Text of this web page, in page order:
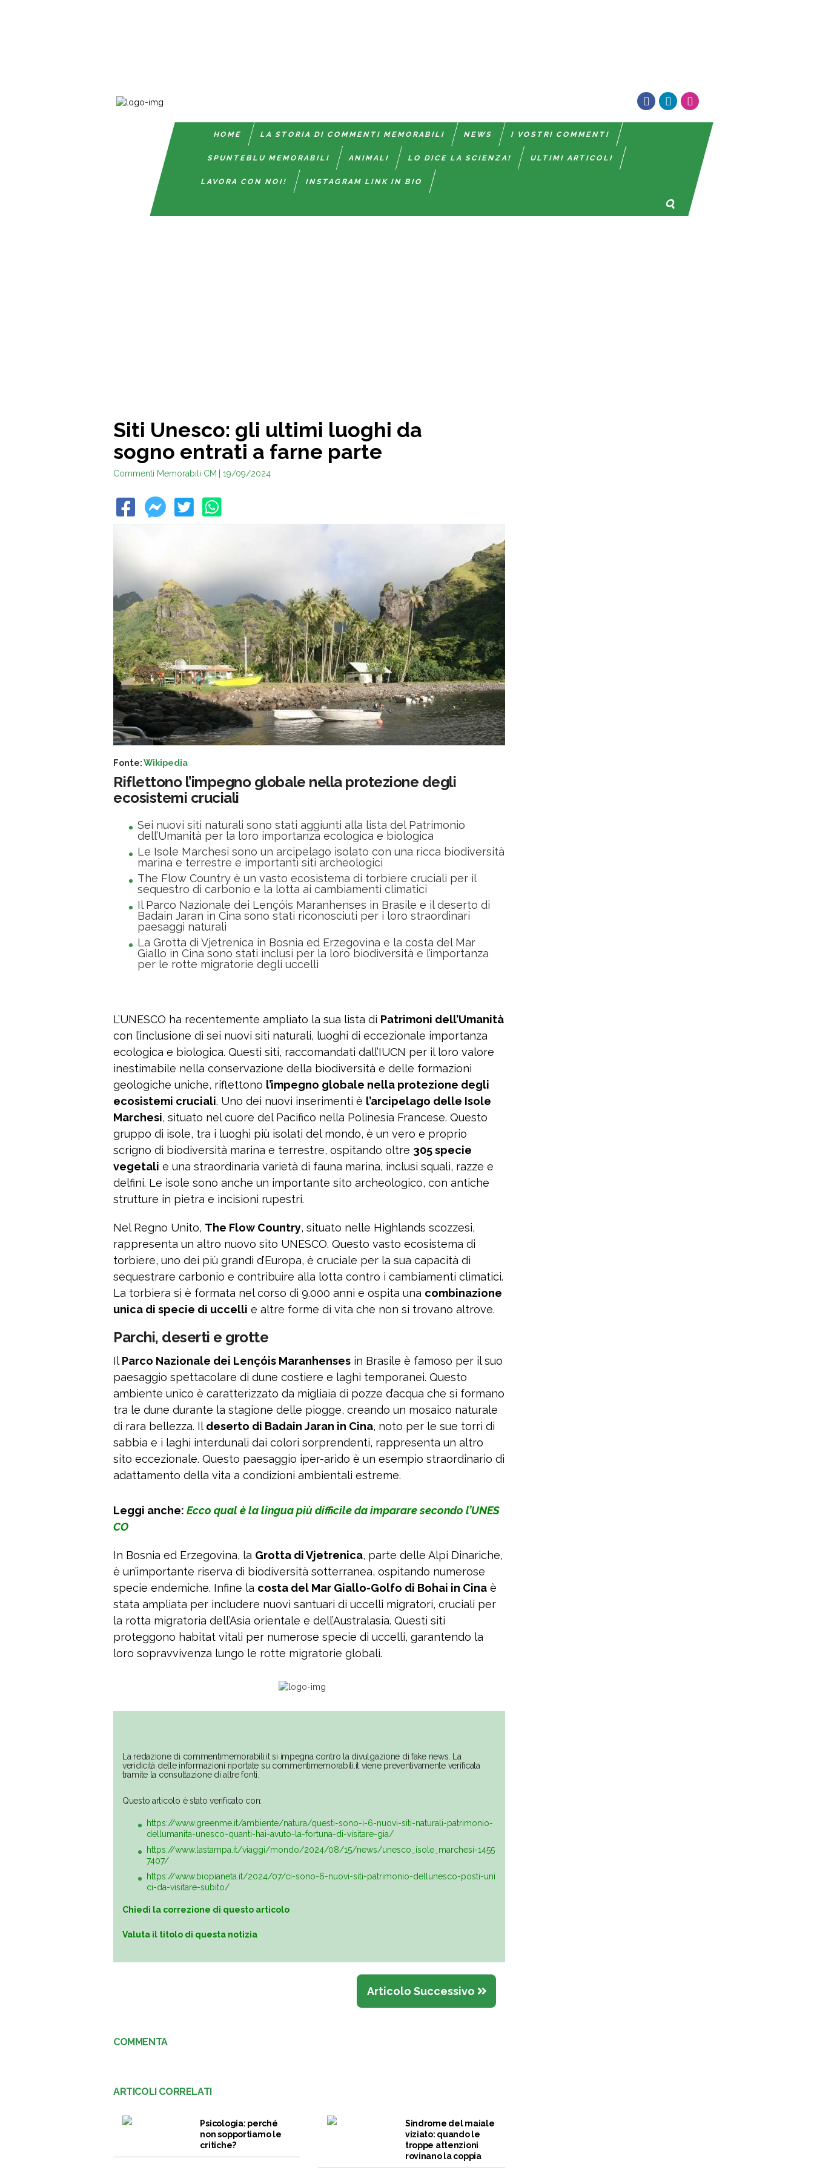
HOME LA STORIA DI COMMENTI MEMORABILI NEWS I VOSTRI COMMENTI
SPUNTEBLU MEMORABILI ANIMALI LO DICE LA SCIENZA! ULTIMI ARTICOLI
LAVORA CON NOI! INSTAGRAM LINK IN BIO
Siti Unesco: gli ultimi luoghi da
sogno entrati a farne parte
Commenti Memorabili CM | 19/09/2024
Fonte:Wikipedia
Riflettono l’impegno globale nella protezione degli
ecosistemi cruciali
Sei nuovi siti naturali sono stati aggiunti alla lista del Patrimonio
dell’Umanità per la loro importanza ecologica e biologica
Le Isole Marchesi sono un arcipelago isolato con una ricca biodiversità
marina e terrestre e importanti siti archeologici
The Flow Country è un vasto ecosistema di torbiere cruciali per il
sequestro di carbonio e la lotta ai cambiamenti climatici
Il Parco Nazionale dei Lençóis Maranhenses in Brasile e il deserto di
Badain Jaran in Cina sono stati riconosciuti per i loro straordinari
paesaggi naturali
La Grotta di Vjetrenica in Bosnia ed Erzegovina e la costa del Mar
Giallo in Cina sono stati inclusi per la loro biodiversità e l’importanza
per le rotte migratorie degli uccelli
L’UNESCO ha recentemente ampliato la sua lista di Patrimoni dell’Umanità
con l’inclusione di sei nuovi siti naturali, luoghi di eccezionale importanza
ecologica e biologica. Questi siti, raccomandati dall’IUCN per il loro valore
inestimabile nella conservazione della biodiversità e delle formazioni
geologiche uniche, riflettono l’impegno globale nella protezione degli
ecosistemi cruciali. Uno dei nuovi inserimenti è l’arcipelago delle Isole
Marchesi, situato nel cuore del Pacifico nella Polinesia Francese. Questo
gruppo di isole, tra i luoghi più isolati del mondo, è un vero e proprio
scrigno di biodiversità marina e terrestre, ospitando oltre 305 specie
vegetali e una straordinaria varietà di fauna marina, inclusi squali, razze e
delfini. Le isole sono anche un importante sito archeologico, con antiche
strutture in pietra e incisioni rupestri.
Nel Regno Unito, The Flow Country, situato nelle Highlands scozzesi,
rappresenta un altro nuovo sito UNESCO. Questo vasto ecosistema di
torbiere, uno dei più grandi d’Europa, è cruciale per la sua capacità di
sequestrare carbonio e contribuire alla lotta contro i cambiamenti climatici.
La torbiera si è formata nel corso di 9.000 anni e ospita una combinazione
unica di specie di uccelli e altre forme di vita che non si trovano altrove.
Parchi, deserti e grotte
IlParco Nazionale dei Lençóis Maranhenses in Brasile è famoso per il suo
paesaggio spettacolare di dune costiere e laghi temporanei. Questo
ambiente unico è caratterizzato da migliaia di pozze d’acqua che si formano
tra le dune durante la stagione delle piogge, creando un mosaico naturale
di rara bellezza. Ildeserto di Badain Jaran in Cina, noto per le sue torri di
sabbia e i laghi interdunali dai colori sorprendenti, rappresenta un altro
sito eccezionale. Questo paesaggio iper-arido è un esempio straordinario di
adattamento della vita a condizioni ambientali estreme.
Leggi anche: Ecco qual è la lingua più difficile da imparare secondo l’UNES
CO
In Bosnia ed Erzegovina, la Grotta di Vjetrenica, parte delle Alpi Dinariche,
è un’importante riserva di biodiversità sotterranea, ospitando numerose
specie endemiche. Infine la costa del Mar Giallo-Golfo di Bohai in Cina è
stata ampliata per includere nuovi santuari di uccelli migratori, cruciali per
la rotta migratoria dell’Asia orientale e dell’Australasia. Questi siti
proteggono habitat vitali per numerose specie di uccelli, garantendo la
loro sopravvivenza lungo le rotte migratorie globali.
La redazione di commentimemorabili.it si impegna contro la divulgazione di fake news. La
veridicità delle informazioni riportate su commentimemorabili.it viene preventivamente verificata
tramite la consultazione di altre fonti.
Questo articolo è stato verificato con:
https://www.greenme.it/ambiente/natura/questi-sono-i-6-nuovi-siti-naturali-patrimonio-
dellumanita-unesco-quanti-hai-avuto-la-fortuna-di-visitare-gia/
https://www.lastampa.it/viaggi/mondo/2024/08/15/news/unesco_isole_marchesi-1455
7407/
https://www.biopianeta.it/2024/07/ci-sono-6-nuovi-siti-patrimonio-dellunesco-posti-uni
ci-da-visitare-subito/
Chiedi la correzione di questo articolo
Valuta il titolo di questa notizia
Articolo Successivo
COMMENTA
ARTICOLI CORRELATI
Psicologia: perché
non sopportiamo le
critiche?
Sindrome del maiale
viziato: quando le
troppe attenzioni
rovinano la coppia